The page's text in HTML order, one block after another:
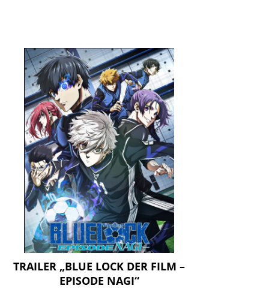
TRAILER „BLUE LOCK DER FILM –
EPISODE NAGI“